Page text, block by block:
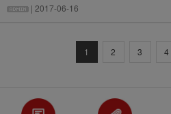
| 2017-06-16
1 2 3 4